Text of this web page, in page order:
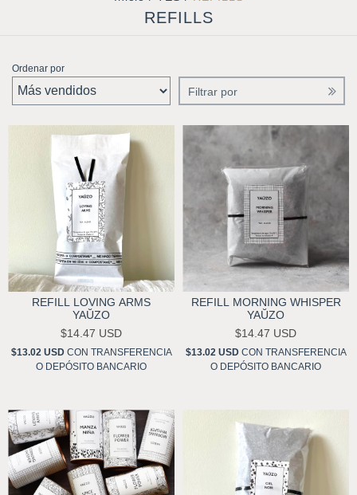
REFILLS
Ordenar por
Filtrar por
REFILL LOVING ARMS
YAŬZO
$14.47 USD
$13.02 USD CON TRANSFERENCIA
O DEPÓSITO BANCARIO
REFILL MORNING WHISPER
YAŬZO
$14.47 USD
$13.02 USD CON TRANSFERENCIA
O DEPÓSITO BANCARIO